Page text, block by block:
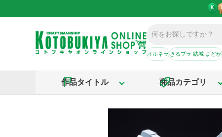
オルネラきるプラ 結城 まどか
作品タイトル 商品カテゴリ